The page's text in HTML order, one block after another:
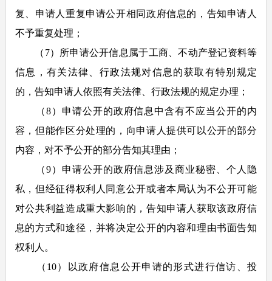
复、申请人重复申请公开相同政府信息的，告知申请人
不予重复处理；
（7）所申请公开信息属于工商、不动产登记资料等
信息，有关法律、行政法规对信息的获取有特别规定
的，告知申请人依照有关法律、行政法规的规定办理；
（8）申请公开的政府信息中含有不应当公开的内
容，但能作区分处理的，向申请人提供可以公开的部分
内容，对不予公开的部分告知其理由；
（9）申请公开的政府信息涉及商业秘密、个人隐
私，但经征得权利人同意公开或者本局认为不公开可能
对公共利益造成重大影响的，告知申请人获取该政府信
息的方式和途径，并将决定公开的内容和理由书面告知
权利人。
（10）以政府信息公开申请的形式进行信访、投